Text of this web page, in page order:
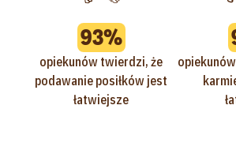
93%
opiekunów twierdzi, że
podawanie posiłków jest
łatwiejsze